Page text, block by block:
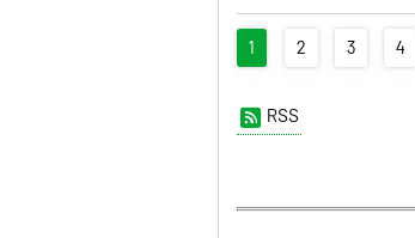
1 2 3 4
RSS